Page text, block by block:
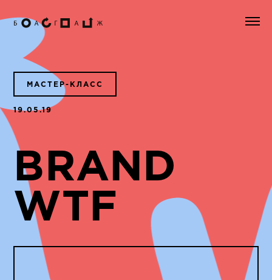
МАСТЕР-КЛАСС
19.05.19
BRAND
WTF